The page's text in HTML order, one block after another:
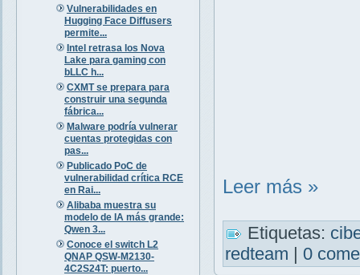
Vulnerabilidades en
Hugging Face Diffusers
permite...
Intel retrasa los Nova
Lake para gaming con
bLLC h...
CXMT se prepara para
construir una segunda
fábrica...
Malware podría vulnerar
cuentas protegidas con
pas...
Publicado PoC de
vulnerabilidad crítica RCE
en Rai...
Alibaba muestra su
modelo de IA más grande:
Qwen 3...
Conoce el switch L2
QNAP QSW-M2130-
4C2S24T: puerto...
Leer más »
Etiquetas:
redteam | 0